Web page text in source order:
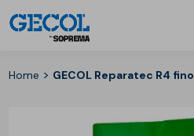
Home > GECOL Reparatec R4 fino